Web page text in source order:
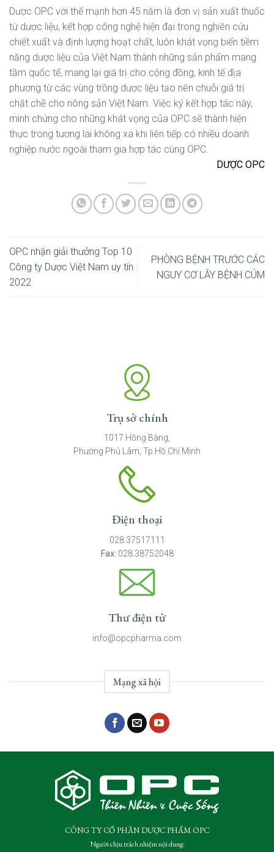
Dược OPC với thế mạnh hơn 45 năm là đơn vị sản xuất thuốc
từ dược liệu, kết hợp công nghệ hiện đại trong nghiên cứu
chiết xuất và định lượng hoạt chất, luôn khát vọng biến tiềm
năng dược liệu của Việt Nam thành những sản phẩm mang
tầm quốc tế, mang lại giá trị cho cộng đồng, kinh tế địa
phương từ các vùng trồng dược liệu tạo nên chuỗi giá trị
chặt chẽ cho nông sản Việt Nam. Việc ký kết hợp tác này,
minh chứng cho những khát vọng của OPC sẽ thành hiện
thực trong tương lai không xa khi liên tiếp có nhiều doanh
nghiệp nước ngoài tham gia hợp tác cùng OPC.
DƯỢC OPC
OPC nhận giải thưởng Top 10
Công ty Dược Việt Nam uy tín
2022
PHÒNG BỆNH TRƯỚC CÁC
NGUY CƠ LÂY BỆNH CÚM
Trụ sở chính
1017 Hồng Bàng,
Phường Phú Lâm, Tp.Hồ Chí Minh
Điện thoại
028.37517111
Fax: 028.38752048
Thư điện tử
info@opcpharma.com
Mạng xã hội
CÔNG TY CỔ PHẦN DƯỢC PHẨM OPC
Người chịu trách nhiệm nội dung: